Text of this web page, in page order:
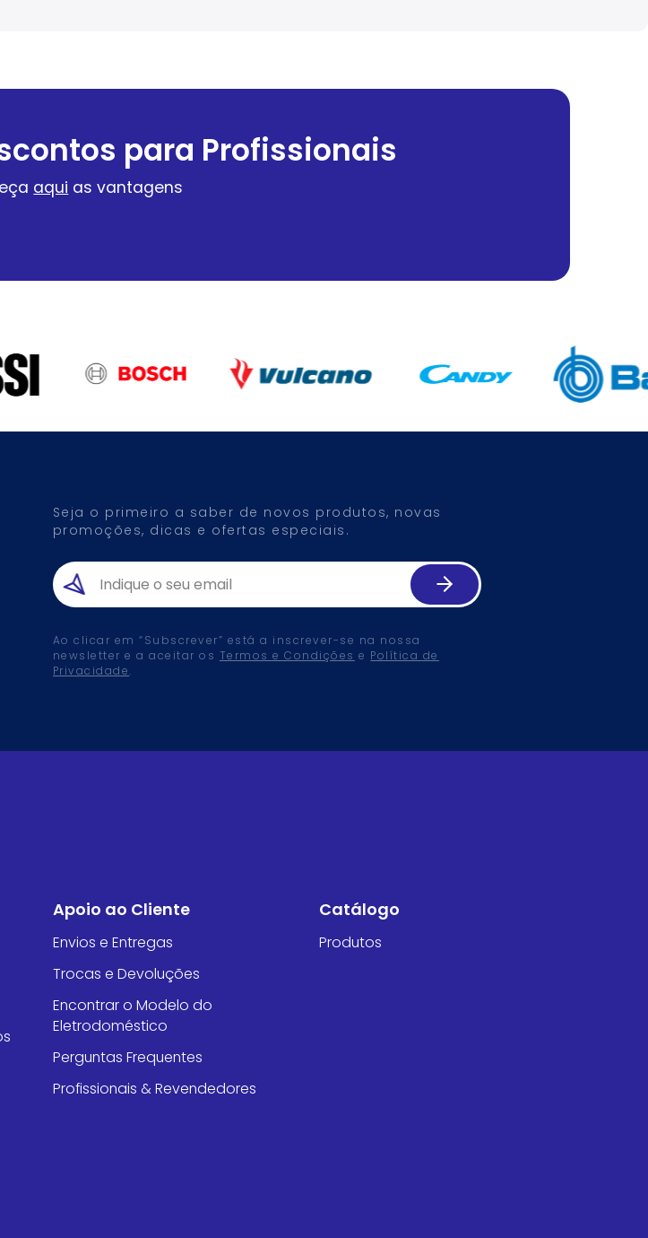
para Profissionais
aqui as vantagens
Seja o primeiro a saber de novos produtos, novas
promoções, dicas e ofertas especiais.
Ao clicar em “Subscrever” está a inscrever-se na nossa
newsletter e a aceitar os Termos e Condições e Política de
Privacidade.
Apoio ao Cliente
Envios e Entregas
Trocas e Devoluções
Encontrar o Modelo do
Eletrodoméstico
Perguntas Frequentes
Profissionais & Revendedores
Catálogo
Produtos